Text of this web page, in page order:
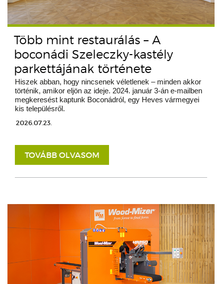
Több mint restaurálás – A
boconádi Szeleczky-kastély
parkettájának története
Hiszek abban, hogy nincsenek véletlenek – minden akkor
történik, amikor eljön az ideje. 2024. január 3-án e-mailben
megkeresést kaptunk Boconádról, egy Heves vármegyei
kis településről.
2026.07.23.
TOVÁBB OLVASOM